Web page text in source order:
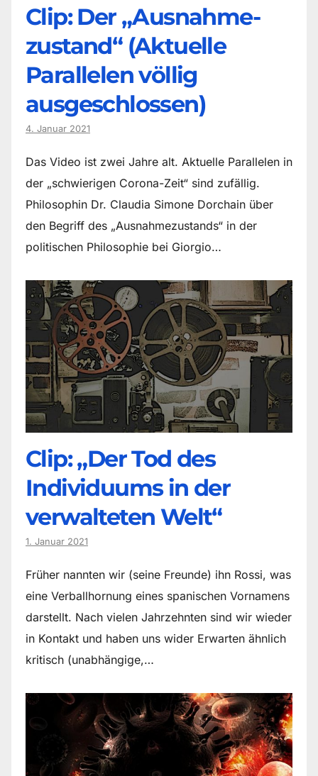
Clip: Der „Ausnahme-
zustand“ (Aktuelle
Parallelen völlig
ausgeschlossen)
4. Januar 2021
Das Video ist zwei Jahre alt. Aktuelle Parallelen in
der „schwierigen Corona-Zeit“ sind zufällig.
Philosophin Dr. Claudia Simone Dorchain über
den Begriff des „Ausnahmezustands“ in der
politischen Philosophie bei Giorgio…
Clip: „Der Tod des
Individuums in der
verwalteten Welt“
1. Januar 2021
Früher nannten wir (seine Freunde) ihn Rossi, was
eine Verballhornung eines spanischen Vornamens
darstellt. Nach vielen Jahrzehnten sind wir wieder
in Kontakt und haben uns wider Erwarten ähnlich
kritisch (unabhängige,…